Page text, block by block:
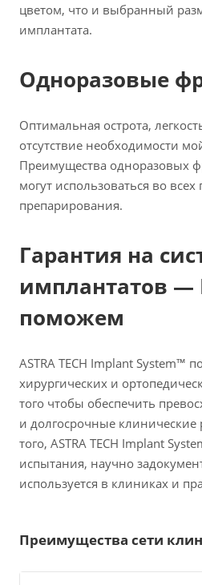
цветом, что и выбранный
имплантата.
Одноразовые
Оптимальная острота,
отсутствие необходимости
Преимущества одноразовых
могут использоваться во всех
препарирования.
Гарантия на
имплантатов
поможем
ASTRA TECH Implant System™
хирургических и
того чтобы обеспечить
и долгосрочные клинические
того, ASTRA TECH Implant
испытания, научно
используется в клиниках и
Преимущества сети